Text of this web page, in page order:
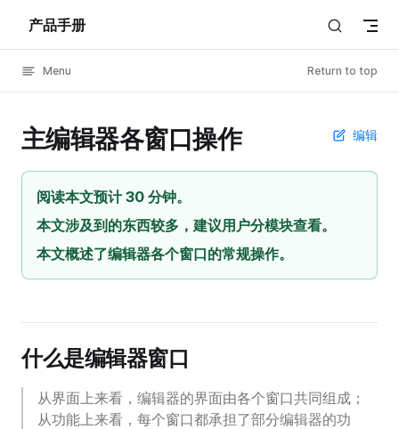
Skip to content
产品手册
Menu Return to top
编辑
主编辑器各窗口操作
阅读本文预计 30 分钟。
本文涉及到的东西较多，建议用户分模块查看。
本文概述了编辑器各个窗口的常规操作。
什么是编辑器窗口
从界面上来看，编辑器的界面由各个窗口共同组成；
从功能上来看，每个窗口都承担了部分编辑器的功